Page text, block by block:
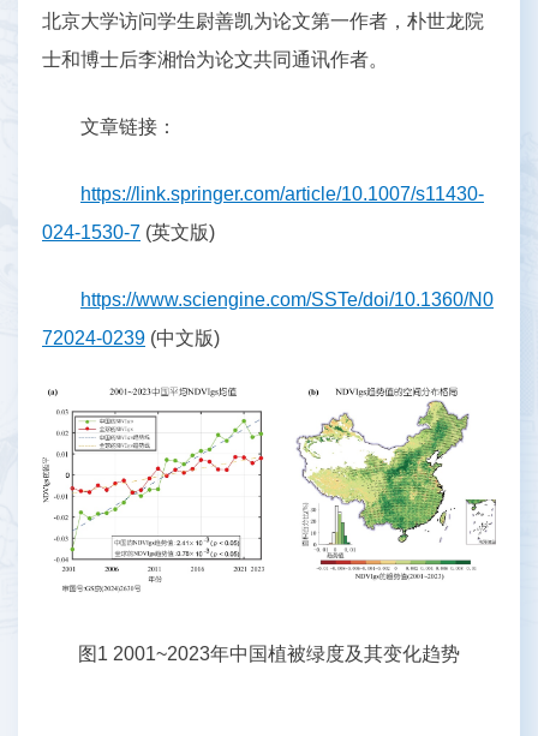
北京大学访问学生尉善凯为论文第一作者，朴世龙院
士和博士后李湘怡为论文共同通讯作者。
文章链接：
https://link.springer.com/article/10.1007/s11430-
024-1530-7 (英文版)
https://www.sciengine.com/SSTe/doi/10.1360/N0
72024-0239 (中文版)
图1 2001~2023年中国植被绿度及其变化趋势